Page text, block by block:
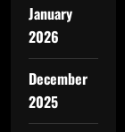
January
2026
December
2025